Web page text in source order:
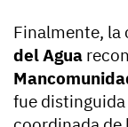
Finalmente, la
del Agua
fue